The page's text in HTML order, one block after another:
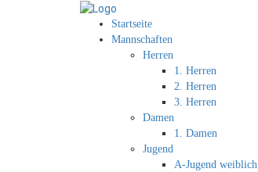
Startseite
Mannschaften
Herren
1. Herren
2. Herren
3. Herren
Damen
1. Damen
Jugend
A-Jugend weiblich